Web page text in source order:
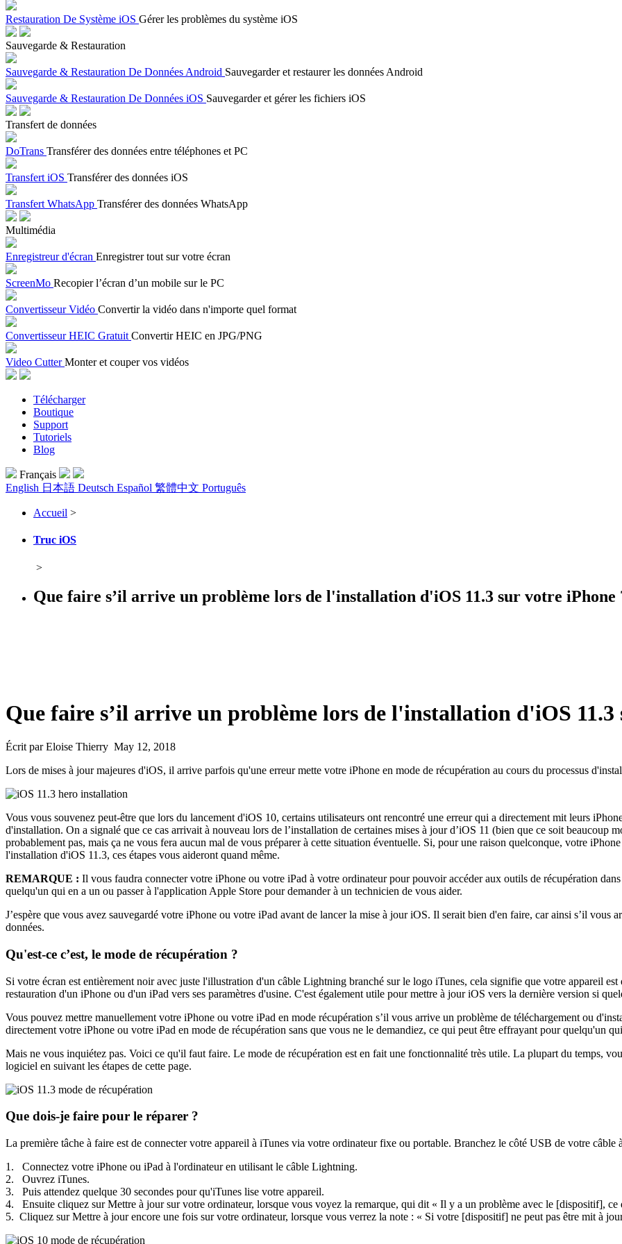
Restauration De Système iOS Gérer les problèmes du système iOS
Sauvegarde & Restauration
Sauvegarde & Restauration De Données Android Sauvegarder et restaurer les données Android
Sauvegarde & Restauration De Données iOS Sauvegarder et gérer les fichiers iOS
Transfert de données
DoTrans Transférer des données entre téléphones et PC
Transfert iOS Transférer des données iOS
Transfert WhatsApp Transférer des données WhatsApp
Multimédia
Enregistreur d'écran Enregistrer tout sur votre écran
ScreenMo Recopier l’écran d’un mobile sur le PC
Convertisseur Vidéo Convertir la vidéo dans n'importe quel format
Convertisseur HEIC Gratuit Convertir HEIC en JPG/PNG
Video Cutter Monter et couper vos vidéos
Télécharger
Boutique
Support
Tutoriels
Blog
Français
English 日本語 Deutsch Español 繁體中文 Português
Accueil >
Truc iOS
>
Que faire s’il arrive un problème lors de l'installation d'iOS 11.3 sur votre iPhone
Que faire s’il arrive un problème lors de l'installation d'iOS 11.3
Écrit par Eloise Thierry May 12, 2018
Lors de mises à jour majeures d'iOS, il arrive parfois qu'une erreur mette votre iPhone en mode de récupération au cours du processus
Vous vous souvenez peut-être que lors du lancement d'iOS 10, certains utilisateurs ont rencontré une erreur qui a directement mit leurs
d'installation. On a signalé que ce cas arrivait à nouveau lors de l’installation de certaines mises à jour d’iOS 11 (bien que ce soit beaucoup
probablement pas, mais ça ne vous fera aucun mal de vous préparer à cette situation éventuelle. Si, pour une raison quelconque, votre
l'installation d'iOS 11.3, ces étapes vous aideront quand même.
REMARQUE : Il vous faudra connecter votre iPhone ou votre iPad à votre ordinateur pour pouvoir accéder aux outils de récupération
quelqu'un qui en a un ou passer à l'application Apple Store pour demander à un technicien de vous aider.
J’espère que vous avez sauvegardé votre iPhone ou votre iPad avant de lancer la mise à jour iOS. Il serait bien d'en faire, car ainsi s’il vous
données.
Qu'est-ce c’est, le mode de récupération ?
Si votre écran est entièrement noir avec juste l'illustration d'un câble Lightning branché sur le logo iTunes, cela signifie que votre appareil
restauration d'un iPhone ou d'un iPad vers ses paramètres d'usine. C'est également utile pour mettre à jour iOS vers la dernière version si
Vous pouvez mettre manuellement votre iPhone ou votre iPad en mode récupération s’il vous arrive un problème de téléchargement ou
directement votre iPhone ou votre iPad en mode de récupération sans que vous ne le demandiez, ce qui peut être effrayant pour quelqu'un
Mais ne vous inquiétez pas. Voici ce qu'il faut faire. Le mode de récupération est en fait une fonctionnalité très utile. La plupart du temps,
logiciel en suivant les étapes de cette page.
Que dois-je faire pour le réparer ?
La première tâche à faire est de connecter votre appareil à iTunes via votre ordinateur fixe ou portable. Branchez le côté USB de votre
1. Connectez votre iPhone ou iPad à l'ordinateur en utilisant le câble Lightning.
2. Ouvrez iTunes.
3. Puis attendez quelque 30 secondes pour qu'iTunes lise votre appareil.
4. Ensuite cliquez sur Mettre à jour sur votre ordinateur, lorsque vous voyez la remarque, qui dit « Il y a un problème avec le [dispositif], ce
5. Cliquez sur Mettre à jour encore une fois sur votre ordinateur, lorsque vous verrez la note : « Si votre [dispositif] ne peut pas être mit à